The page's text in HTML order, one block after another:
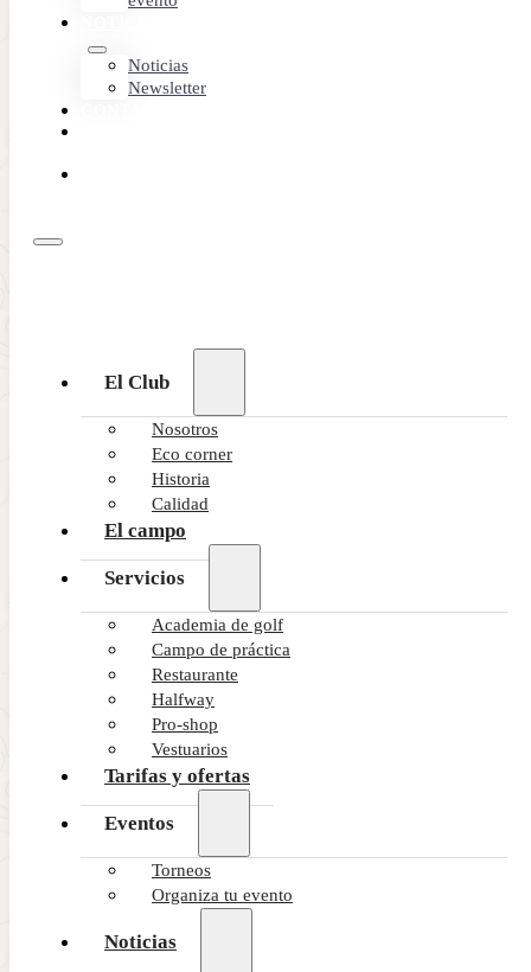
Noticias
Newsletter
El Club
Nosotros
Eco corner
Historia
Calidad
El campo
Servicios
Academia de golf
Campo de práctica
Restaurante
Halfway
Pro-shop
Vestuarios
Tarifas y ofertas
Eventos
Torneos
Organiza tu evento
Noticias